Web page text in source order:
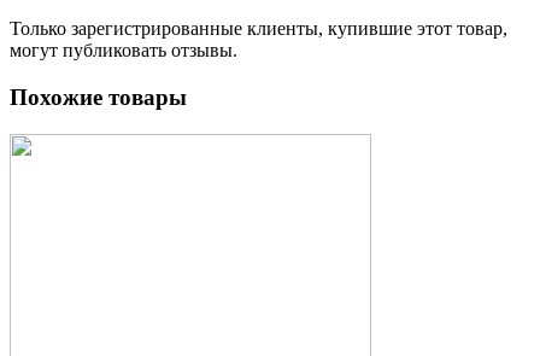
Только зарегистрированные клиенты, купившие этот товар,
могут публиковать отзывы.
Похожие товары